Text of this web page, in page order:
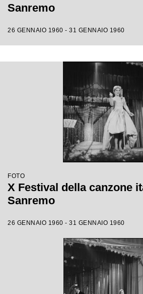
Sanremo
26 GENNAIO 1960 - 31 GENNAIO 1960
FOTO
X Festival della canzone
Sanremo
26 GENNAIO 1960 - 31 GENNAIO 1960